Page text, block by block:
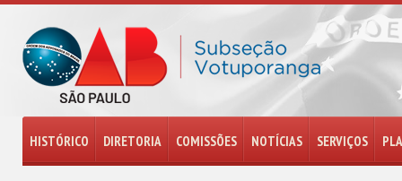
HISTÓRICO DIRETORIA COMISSÕES NOTÍCIAS SERVIÇOS